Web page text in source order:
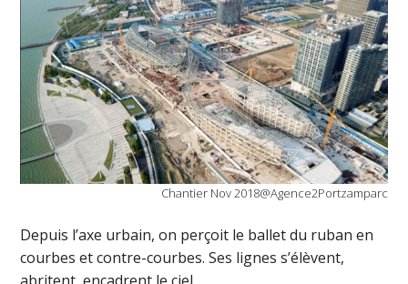
Chantier Nov 2018@Agence2Portzamparc
Depuis l’axe urbain, on perçoit le ballet du ruban en
courbes et contre-courbes. Ses lignes s’élèvent,